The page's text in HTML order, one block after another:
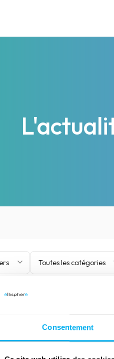
Consentement
Toutes les catégories